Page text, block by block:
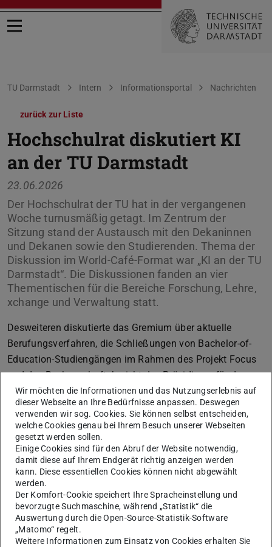
Menü öffnen
Sie befinden sich hier:
TU Darmstadt Intern Informationsportal Nachrichten
zurück zur Liste
Hochschulrat diskutiert KI
an der TU Darmstadt
23.06.2026
Der Hochschulrat der TU hat in der vergangenen
Woche turnusmäßig getagt. Im Zentrum der
Sitzung stand der Austausch mit den Dekaninnen
und Dekanen sowie den Studierenden. Thema der
Diskussion im World-Café-Format war „KI an der TU
Darmstadt“. Die Diskussionen fanden an vier
Thementischen für die Bereiche Forschung, Lehre,
xchange und Verwaltung statt.
Desweiteren diskutierte das Gremium über aktuelle
Berufungsverfahren, die Schließungen von Bachelor-of-
Education-Studiengängen im Rahmen des Projekt Focus
und den Rechenschaftsbericht des Präsidiums für das
Jahr 2025. Zudem ging es in der Sitzung auch um
Perspektivisches: die Zielvereinbarung der TU Darmstadt
mit dem Hessischen Wissenschaftsministerium für den
Zeitraum 2026 bis 2031, die Zielvereinbarung mit dem
Fachbereich Architektur und die Digitalisierungsstrategie
der TU.
Der
Hochschulratbesteht aus zehn externen
Mitgliedern sowie aus einem Vertreter/einer Vertreterin
des Hessischen Ministeriums für Wissenschaft und Kunst
als ständigem Gast. Das Gremium hat ein Initiativrecht zu
Wir möchten die Informationen und das Nutzungserlebnis auf
dieser Webseite an Ihre Bedürfnisse anpassen. Deswegen
verwenden wir sog. Cookies. Sie können selbst entscheiden,
welche Cookies genau bei Ihrem Besuch unserer Webseiten
gesetzt werden sollen.
Einige Cookies sind für den Abruf der Website notwendig,
damit diese auf Ihrem Endgerät richtig anzeigen werden
kann. Diese essentiellen Cookies können nicht abgewählt
werden.
Der Komfort-Cookie speichert Ihre Spracheinstellung und
bevorzugte Suchmaschine, während „Statistik“ die
Auswertung durch die Open-Source-Statistik-Software
„Matomo“ regelt.
Weitere Informationen zum Einsatz von Cookies erhalten Sie